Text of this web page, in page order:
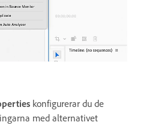
konfigurerar du de
med alternativet